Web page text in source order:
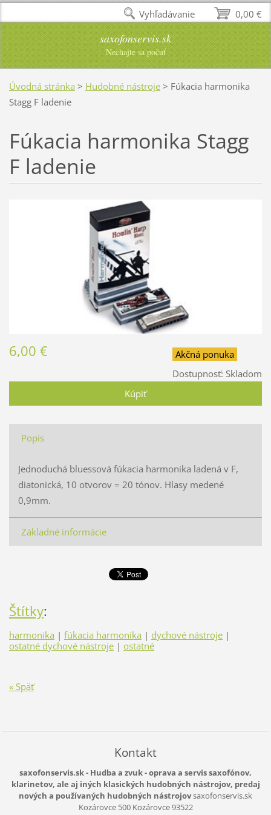
saxofonservis.sk
Nechajte sa počuť
Úvodná stránka > Hudobné nástroje > Fúkacia harmonika
Stagg F ladenie
Fúkacia harmonika Stagg
F ladenie
Akčná ponuka
Dostupnosť: Skladom
6,00 €
Popis
Jednoduchá bluessová fúkacia harmonika ladená v F,
diatonická, 10 otvorov = 20 tónov. Hlasy medené
0,9mm.
Základné informácie
Štítky:
harmonika | fúkacia harmonika | dychové nástroje |
ostatné dychové nástroje | ostatné
« Späť
Kontakt
saxofonservis.sk - Hudba a zvuk - oprava a servis saxofónov,
klarinetov, ale aj iných klasických hudobných nástrojov, predaj
nových a používaných hudobných nástrojovsaxofonservis.sk
Kozárovce 500Kozárovce93522
0,00 €
Vyhľadávanie